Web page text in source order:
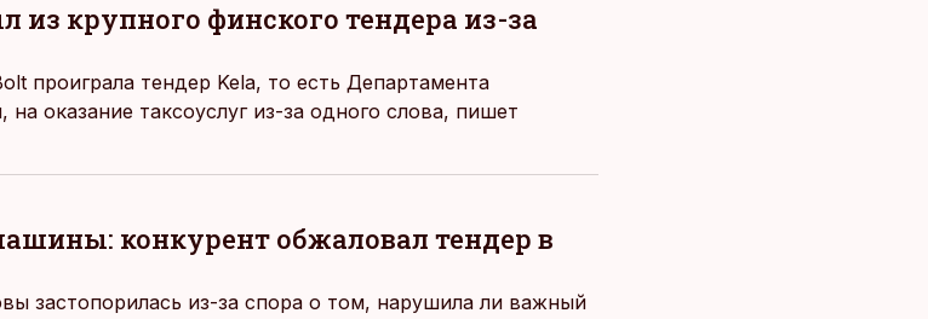
из крупного финского тендера из-за
проиграла тендер Kela, то есть Департамента
оказание таксоуслуг из-за одного слова, пишет
конкурент обжаловал тендер в
застопорилась из-за спора о том, нарушила ли важный